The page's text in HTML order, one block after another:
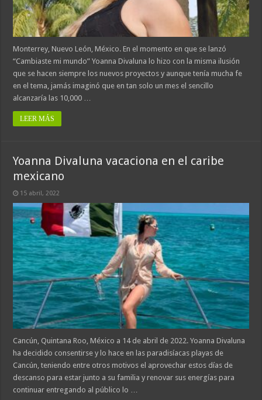
Monterrey, Nuevo León, México. En el momento en que se lanzó
“Cambiaste mi mundo” Yoanna Divaluna lo hizo con la misma ilusión
que se hacen siempre los nuevos proyectos y aunque tenía mucha fe
en el tema, jamás imaginó que en tan solo un mes el sencillo
alcanzaría las 10,000 …
LEER MÁS
Yoanna Divaluna vacaciona en el caribe
mexicano
15 abril, 2022
Cancún, Quintana Roo, México a 14 de abril de 2022. Yoanna Divaluna
ha decidido consentirse y lo hace en las paradisíacas playas de
Cancún, teniendo entre otros motivos el aprovechar estos días de
descanso para estar junto a su familia y renovar sus energías para
continuar entregando al público lo …